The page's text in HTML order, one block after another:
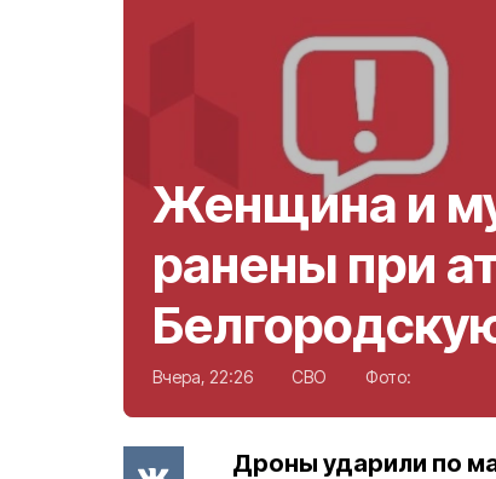
Женщина и
ранены при
Вчера, 22:26 СВО Фото:
Дроны ударили по